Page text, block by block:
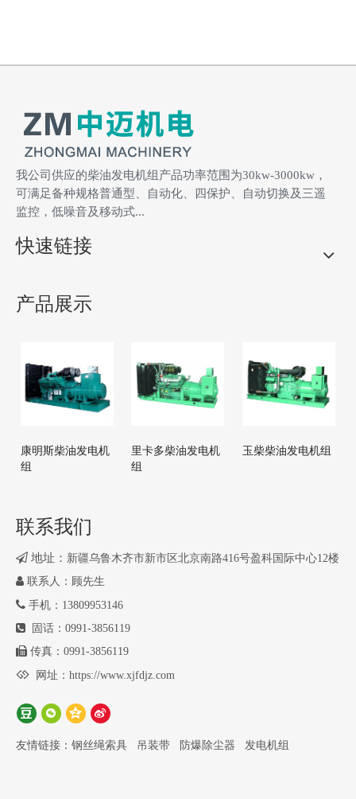
1、开架式柴油发电机组 2、免维护型蓄电池、电瓶连接线
3、消音器、波纹管
4、弯头、减震垫
5、技术资料
6、产品合格证
柴油发电机组自选配置
1、调试用机油、防冻液、柴油
3、全自动并机柜
7、底座油箱、独立油箱、油罐
1、保修期为柴油发电机组调试验
收合格后一年或实际运行1000小
2、质保期内每年两次现场指导用
户进行柴油发电机组的维护、保
3、质保期外以优惠的价格及时提
供备品备件和售后服务。
4、免费调试机组、免费培训操作
我公司供应的柴油发电机组产品功率范围为30kw-3000kw，
可满足备种规格普通型、自动化、四保护、自动切换及三遥
监控，低噪音及移动式...
快速链接
产品展示
康明斯柴油发电机
组
里卡多柴油发电机
组
玉柴柴油发电机组
联系我们
 地址： 新疆乌鲁木齐市新市区北京南路416号盈科国际中心12楼
 联系人：顾先生
 手机：13809953146
 固话：0991-3856119
 传真：0991-3856119

网址： https://www.xjfdjz.com
友情链接： 钢丝绳索具 吊装带 防爆除尘器 发电机组